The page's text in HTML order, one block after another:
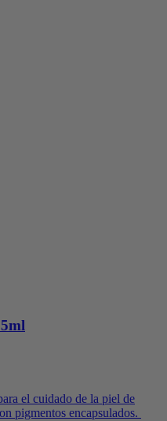
el cuidado de la piel de
pigmentos encapsulados.